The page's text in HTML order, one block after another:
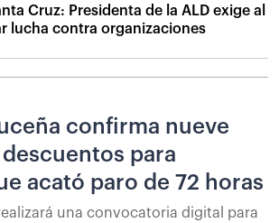
Cruz: Presidenta de la ALD exige al
lucha contra organizaciones
confirma nueve
para
acató paro de 72 horas
una convocatoria digital para